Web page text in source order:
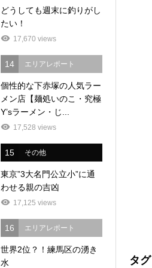
どうしても週末に釣りがし
たい！
17,670 views
14 エリアレポート
個性的な下赤塚の人気ラー
メン店【麺処いのこ・究極
Y’sラーメン・じ...
17,528 views
15 その他
東京”3大名門公立小”に通
わせる親の吉凶
17,125 views
16 エリアレポート
世界2位？！練馬区の湧き
水
タグ